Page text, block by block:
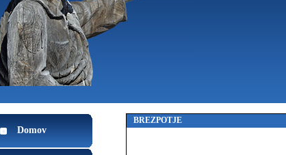
Domov
BREZPOTJE